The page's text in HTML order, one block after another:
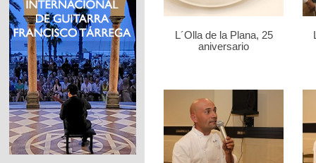
L´Olla de la Plana, 25
aniversario